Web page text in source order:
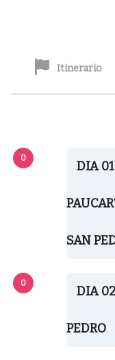
Itinerario
DIA
SAN
DIA
PEDRO